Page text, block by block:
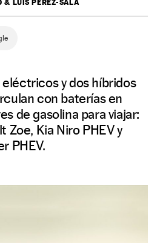
& LUIS PÉREZ-SALA
y dos híbridos
con baterías en
de gasolina para viajar:
Zoe, Kia Niro PHEV y
PHEV.